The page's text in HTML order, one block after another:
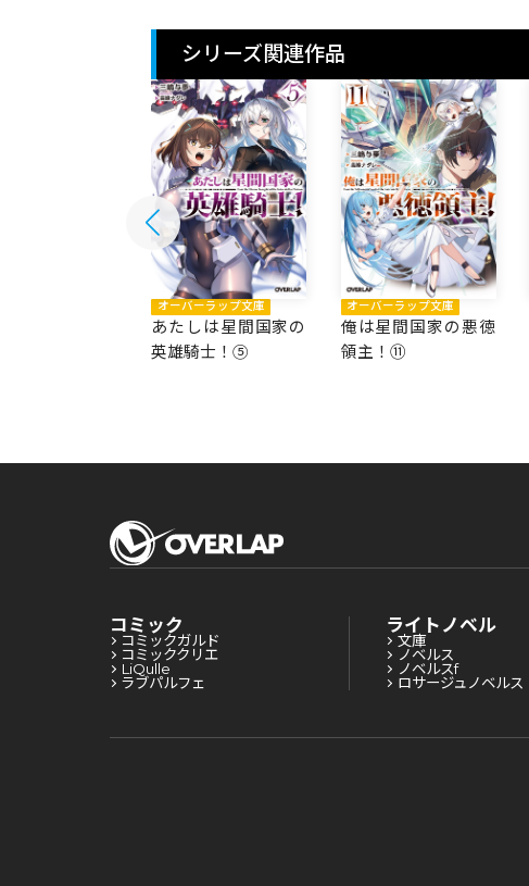
シリーズ関連作品
オーバーラップ文庫
あたしは星間国家の
英雄騎士！⑤
オーバーラップ文庫
俺は星間国家の悪徳
領主！⑪
コミック
コミックガルド
コミッククリエ
LiQulle
ラブパルフェ
ライトノベル
文庫
ノベルス
ノベルスf
ロサージュノベルス